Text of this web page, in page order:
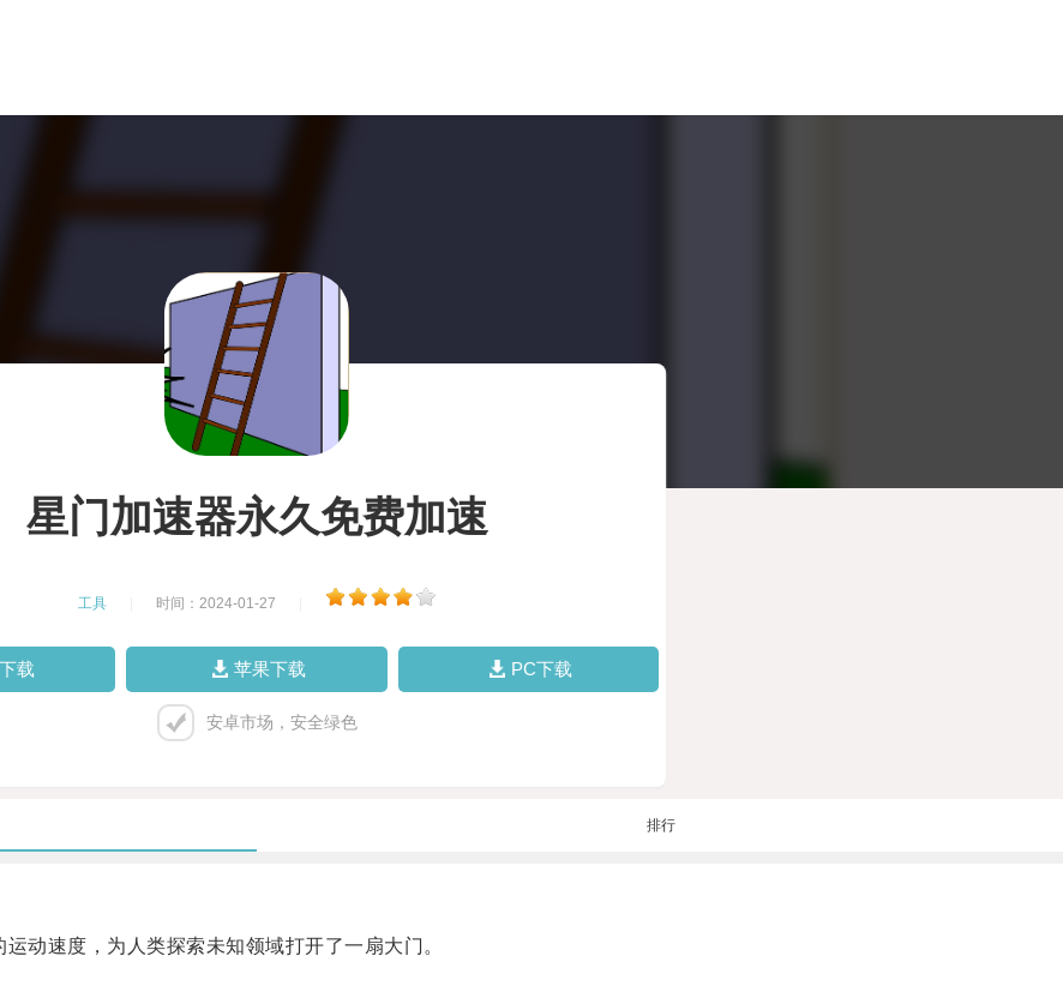
星门加速器永久免费加速
工具 时间：2024-01-27
载 苹果下载 PC下载
安卓市场，安全绿色
排行
速度，为人类探索未知领域打开了一扇大门。